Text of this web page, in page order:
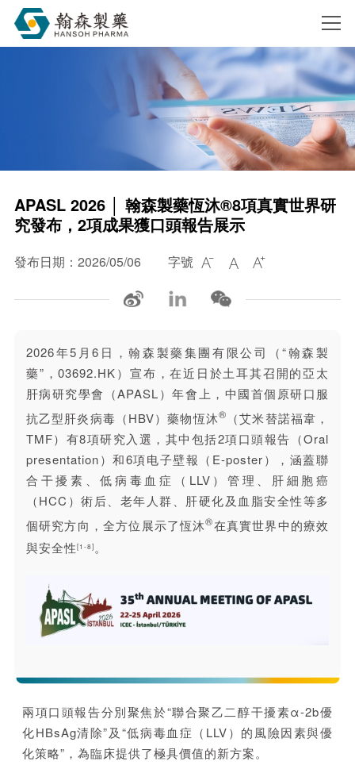
APASL 2026 │ 翰森製藥恆沐®8項真實世界研
究發布，2項成果獲口頭報告展示
發布日期：2026/05/06 字號   
2026年5月6日，翰森製藥集團有限公司（“翰森製
藥”，03692.HK）宣布，在近日於土耳其召開的亞太
肝病研究學會（APASL）年會上，中國首個原研口服
抗乙型肝炎病毒（HBV）藥物恆沐® （艾米替諾福韋，
TMF）有8項研究入選，其中包括2項口頭報告（Oral
presentation）和6項电子壁報（E-poster），涵蓋聯
合干擾素、低病毒血症（LLV）管理、肝細胞癌
（HCC）術后、老年人群、肝硬化及血脂安全性等多
個研究方向，全方位展示了恆沐®在真實世界中的療效
與安全性[1-8] 。
兩項口頭報告分別聚焦於“聯合聚乙二醇干擾素α-2b優
化HBsAg清除”及“低病毒血症（LLV）的風險因素與優
化策略”，為臨床提供了極具價值的新方案。